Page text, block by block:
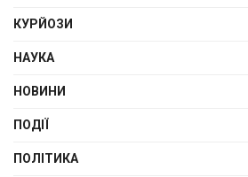
КУРЙОЗИ
НАУКА
НОВИНИ
ПОДІЇ
ПОЛІТИКА